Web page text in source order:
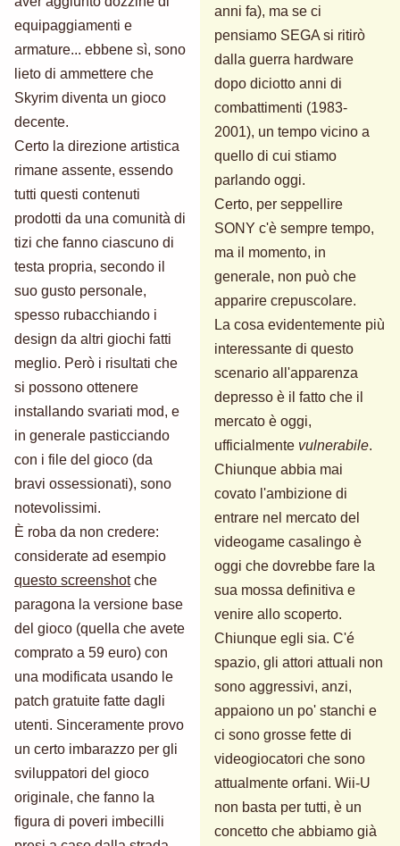
equipaggiamenti e
armature... ebbene sì, sono
lieto di ammettere che
Skyrim diventa un gioco
decente.
Certo la direzione artistica
rimane assente, essendo
tutti questi contenuti
prodotti da una comunità di
tizi che fanno ciascuno di
testa propria, secondo il
suo gusto personale,
spesso rubacchiando i
design da altri giochi fatti
meglio. Però i risultati che
si possono ottenere
installando svariati mod, e
in generale pasticciando
con i file del gioco (da
bravi ossessionati), sono
notevolissimi.
È roba da non credere:
considerate ad esempio
questo screenshotche
paragona la versione base
del gioco (quella che avete
comprato a 59 euro) con
una modificata usando le
patch gratuite fatte dagli
utenti. Sinceramente provo
un certo imbarazzo per gli
sviluppatori del gioco
originale, che fanno la
figura di poveri imbecilli
anni fa), ma se ci
pensiamo SEGA si ritirò
dalla guerra hardware
dopo diciotto anni di
combattimenti (1983-
2001), un tempo vicino a
quello di cui stiamo
parlando oggi.
Certo, per seppellire
SONY c'è sempre tempo,
ma il momento, in
generale, non può che
apparire crepuscolare.
La cosa evidentemente più
interessante di questo
scenario all'apparenza
depresso è il fatto che il
mercato è oggi,
ufficialmente vulnerabile.
Chiunque abbia mai
covato l'ambizione di
entrare nel mercato del
videogame casalingo è
oggi che dovrebbe fare la
sua mossa definitiva e
venire allo scoperto.
Chiunque egli sia. C'é
spazio, gli attori attuali non
sono aggressivi, anzi,
appaiono un po' stanchi e
ci sono grosse fette di
videogiocatori che sono
attualmente orfani. Wii-U
non basta per tutti, è un
concetto che abbiamo già